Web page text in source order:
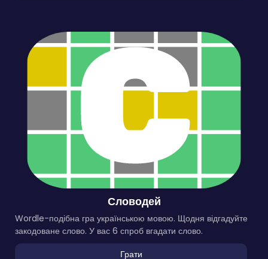
Словодей
Wordle-подібна гра українською мовою. Щодня відгадуйте
закодоване слово. У вас 6 спроб вгадати слово.
Грати